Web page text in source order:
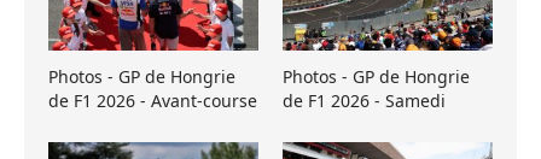
Photos - GP de Hongrie
de F1 2026 - Avant-course
Photos - GP de Hongrie
de F1 2026 - Samedi